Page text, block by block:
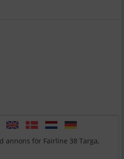
annons för Fairline 38 Targa,